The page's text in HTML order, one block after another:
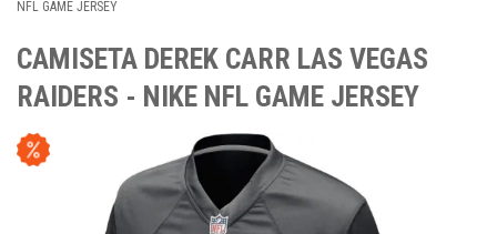
NFL GAME JERSEY
CAMISETA DEREK CARR LAS VEGAS
RAIDERS - NIKE NFL GAME JERSEY